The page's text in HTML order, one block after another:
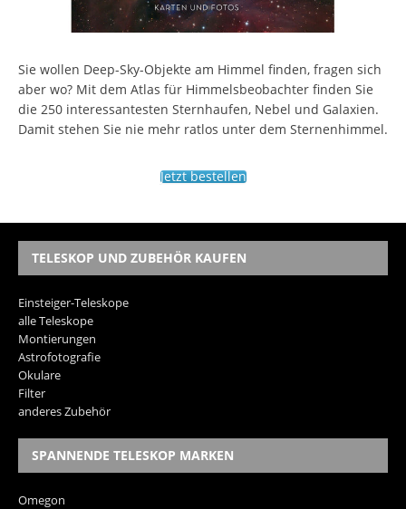
Sie wollen Deep-Sky-Objekte am Himmel finden, fragen sich
aber wo? Mit dem Atlas für Himmelsbeobachter finden Sie
die 250 interessantesten Sternhaufen, Nebel und Galaxien.
Damit stehen Sie nie mehr ratlos unter dem Sternenhimmel.
Jetzt bestellen
TELESKOP UND ZUBEHÖR KAUFEN
Einsteiger-Teleskope
alle Teleskope
Montierungen
Astrofotografie
Okulare
Filter
anderes Zubehör
SPANNENDE TELESKOP MARKEN
Omegon